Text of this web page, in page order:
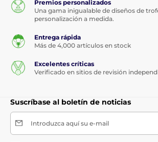
Premios personalizados
Una gama inigualable de diseños de
personalización a medida.
Entrega rápida
Más de 4,000 artículos en stock
Excelentes críticas
Verificado en sitios de revisión
Suscríbase al boletín de noticias
Introduzca aquí su e-mail